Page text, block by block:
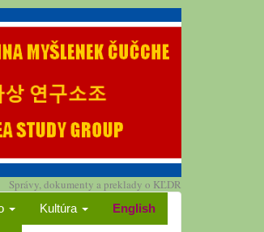
Správy, dokumenty a preklady o KĽDR
Kultúra English